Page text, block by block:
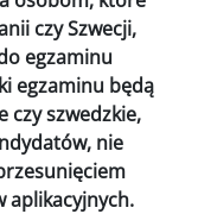
czy Szwecji,
egzaminu
egzaminu będą
czy szwedzkie,
nie
aplikacyjnych.